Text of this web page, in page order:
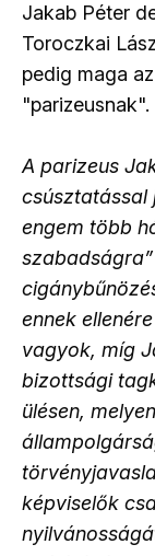
Jakab Péter
Toroczkai
pedig maga
"parizeusnak".
A parizeus
csúsztatással
engem több
ennek
vagyok, míg
bizottsági
ülésen,
képviselők